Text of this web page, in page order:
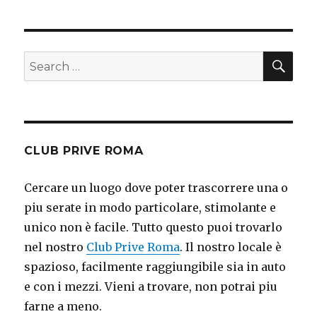
Search
for:
CLUB PRIVE ROMA
Cercare un luogo dove poter trascorrere una o
piu serate in modo particolare, stimolante e
unico non è facile. Tutto questo puoi trovarlo
nel nostro Club Prive Roma. Il nostro locale è
spazioso, facilmente raggiungibile sia in auto
e con i mezzi. Vieni a trovare, non potrai piu
farne a meno.